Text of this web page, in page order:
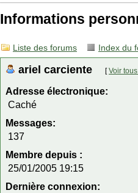
Informations
Liste des forums Index du
ariel carciente [Voir
Adresse électronique:
Caché
Messages:
137
Membre depuis :
25/01/2005 19:15
Dernière connexion: